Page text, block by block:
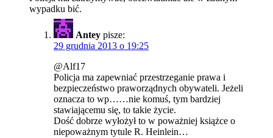
wypadku bić.
Antey pisze:
29 grudnia 2013 o 19:25
@Alf17
Policja ma zapewniać przestrzeganie prawa i
bezpieczeństwo praworządnych obywateli. Jeżeli
oznacza to wp……nie komuś, tym bardziej
stawiającemu się, to takie życie.
Dość dobrze wyłożył to w poważniej książce o
niepoważnym tytule R. Heinlein…